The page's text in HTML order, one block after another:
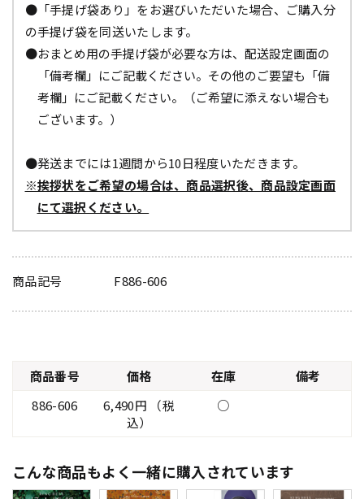
●「手提げ袋あり」をお選びいただいた場合、ご購入分
の手提げ袋を同送いたします。
●おまとめ用の手提げ袋が必要な方は、配送設定画面の
「備考欄」にご記載ください。その他のご要望も「備
考欄」にご記載ください。（ご希望に添えない場合も
ございます。）
●発送までには1週間から10日程度いただきます。
※挨拶状をご希望の場合は、商品選択後、商品設定画面
にて選択ください。
商品記号 F886-606
商品番号 価格 在庫
備考
886-606
6,490円 （税
込）
○
こんな商品もよく一緒に購入されています